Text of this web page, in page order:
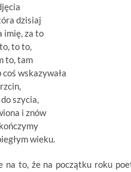
dzisiaj
imię, za to
to to,
to, tam
wskazywała
szycia,
i znów
wieku.
to, że na początku roku